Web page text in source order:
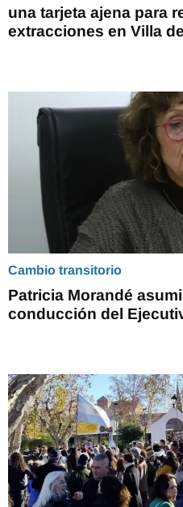
una tarjeta ajena para
extracciones en Villa
Cambio transitorio
Patricia Morandé
conducción del